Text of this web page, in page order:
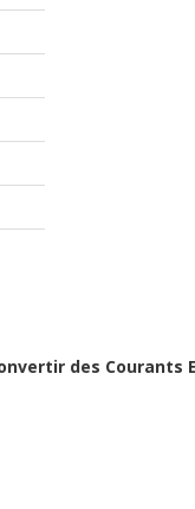
des Courants